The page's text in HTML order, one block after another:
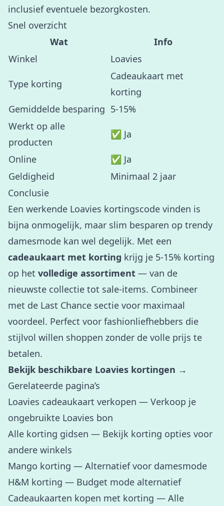
inclusief eventuele bezorgkosten.
Snel overzicht
Wat
Info
Winkel
Loavies
Type korting
Cadeaukaart met
korting
Gemiddelde besparing 5-15%
Werkt op alle
producten
✅ Ja
Online
✅ Ja
Geldigheid
Minimaal 2 jaar
Conclusie
Een werkende Loavies kortingscode vinden is
bijna onmogelijk, maar slim besparen op trendy
damesmode kan wel degelijk. Met een
cadeaukaart met korting krijg je 5-15% korting
op het volledige assortiment — van de
nieuwste collectie tot sale-items. Combineer
met de Last Chance sectie voor maximaal
voordeel. Perfect voor fashionliefhebbers die
stijlvol willen shoppen zonder de volle prijs te
betalen.
Bekijk beschikbare Loavies kortingen →
Gerelateerde pagina’s
Loavies cadeaukaart verkopen — Verkoop je
ongebruikte Loavies bon
Alle korting gidsen — Bekijk korting opties voor
andere winkels
Mango korting — Alternatief voor damesmode
H&M korting — Budget mode alternatief
Cadeaukaarten kopen met korting — Alle